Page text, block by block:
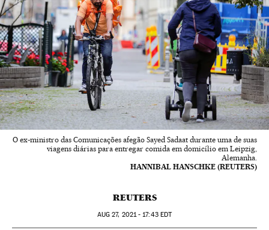
O ex-ministro das Comunicações afegão Sayed Sadaat durante uma de suas
viagens diárias para entregar comida em domicílio em Leipzig,
Alemanha.
HANNIBAL HANSCHKE (REUTERS)
REUTERS
AUG 27, 2021 - 17:43EDT